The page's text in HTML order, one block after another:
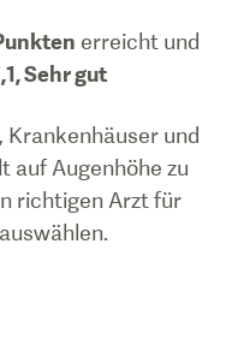
erreicht und
,Sehr gut
Krankenhäuser und
auf Augenhöhe zu
richtigen Arzt für